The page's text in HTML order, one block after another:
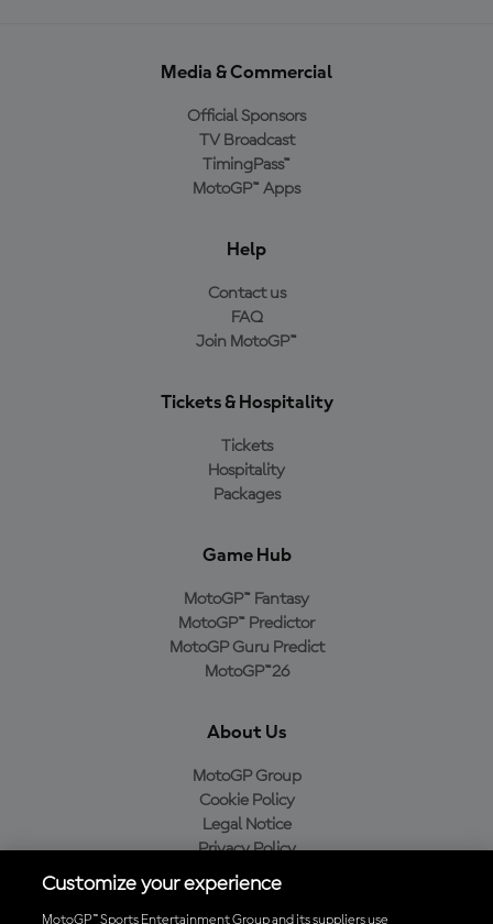
Media & Commercial
Official Sponsors
TV Broadcast
TimingPass™
MotoGP™ Apps
Help
Contact us
FAQ
Join MotoGP™
Tickets & Hospitality
Tickets
Hospitality
Packages
Game Hub
MotoGP™ Fantasy
MotoGP™ Predictor
MotoGP Guru Predict
MotoGP™26
About Us
MotoGP Group
Cookie Policy
Legal Notice
Privacy Policy
Purchase Policy
Customize your experience
MotoGP™ Sports Entertainment Group and its suppliers use